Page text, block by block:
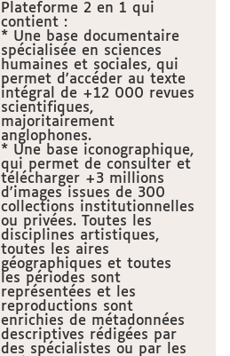
Plateforme 2 en 1 qui
contient :
* Une base documentaire
spécialisée en sciences
humaines et sociales, qui
permet d'accéder au texte
intégral de +12 000 revues
scientifiques,
majoritairement
anglophones.
* Une base iconographique,
qui permet de consulter et
télécharger +3 millions
d'images issues de 300
collections institutionnelles
ou privées. Toutes les
disciplines artistiques,
toutes les aires
géographiques et toutes
les périodes sont
représentées et les
reproductions sont
enrichies de métadonnées
descriptives rédigées par
des spécialistes ou par les